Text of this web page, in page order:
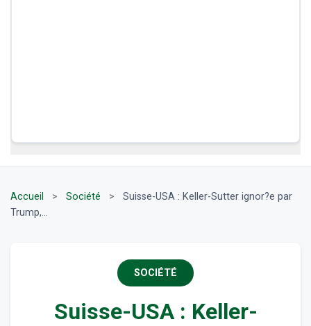
Accueil > Société >
Suisse-USA : Keller-Sutter ignor?e par
Trump,...
SOCIÉTÉ
Suisse-USA : Keller-